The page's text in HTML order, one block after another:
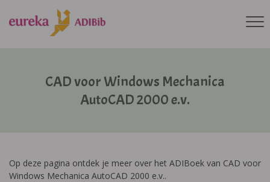
CAD voor Windows Mechanica
AutoCAD 2000 e.v.
Op deze pagina ontdek je meer over het ADIBoek van CAD voor
Windows Mechanica AutoCAD 2000 e.v..